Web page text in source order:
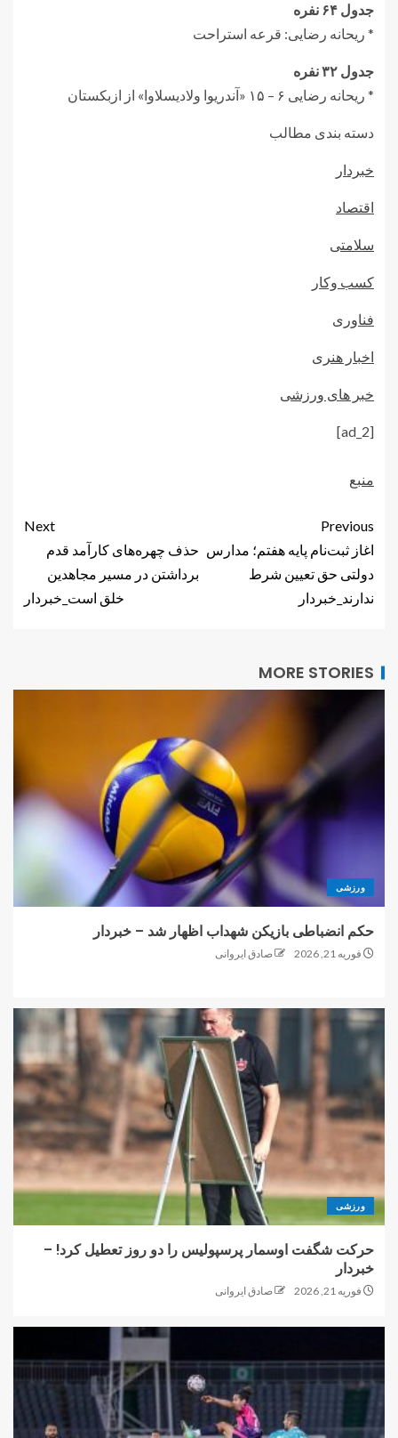
جدول ۶۴ نفره
* ریحانه رضایی: قرعه استراحت
جدول ۳۲ نفره
* ریحانه رضایی ۶ – ۱۵ «آندریوا ولادیسلاوا» از ازبکستان
دسته بندی مطالب
خبردار
اقتصاد
سلامتی
کسب وکار
فناوری
اخبار هنری
خبر های ورزشی
[ad_2]
منبع
Previous
اغاز ثبت‌نام پایه هفتم؛ مدارس
دولتی حق تعیین شرط
ندارند_خبردار
Next
حذف چهره‌های کارآمد قدم
برداشتن در مسیر مجاهدین
خلق است_خبردار
MORE STORIES
ورزشی
حکم انضباطی بازیکن شهداب اظهار شد – خبردار
فوریه 21, 2026 صادق ایروانی
ورزشی
حرکت شگفت اوسمار پرسپولیس را دو روز تعطیل کرد! –
خبردار
فوریه 21, 2026 صادق ایروانی